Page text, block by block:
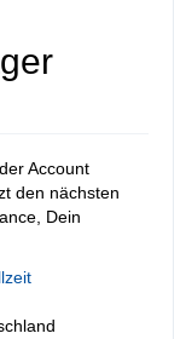
Account
den nächsten
Dein